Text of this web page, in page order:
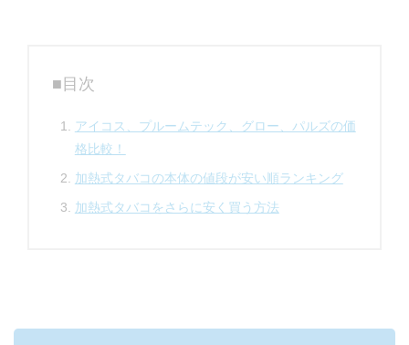
■目次
アイコス、プルームテック、グロー、パルズの価
格比較！
加熱式タバコの本体の値段が安い順ランキング
加熱式タバコをさらに安く買う方法